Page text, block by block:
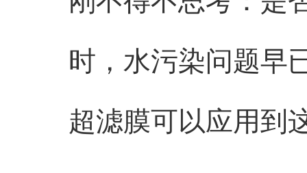
时，水污染问题早
超滤膜可以应用到